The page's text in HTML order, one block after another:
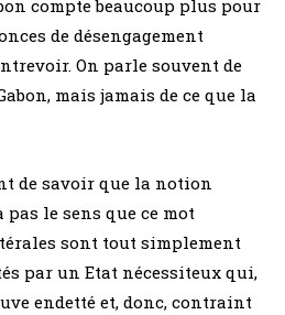
compte beaucoup plus pour
de désengagement
On parle souvent de
mais jamais de ce que la
de savoir que la notion
pas le sens que ce mot
sont tout simplement
par un Etat nécessiteux qui,
endetté et, donc, contraint